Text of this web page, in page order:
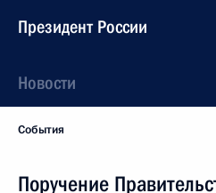
Президент России
Новости
События
Поручение